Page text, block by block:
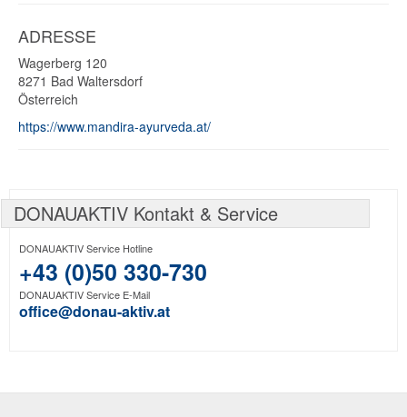
ADRESSE
Wagerberg 120
8271 Bad Waltersdorf
Österreich
https://www.mandira-ayurveda.at/
DONAUAKTIV Kontakt & Service
DONAUAKTIV Service Hotline
+43 (0)50 330-730
DONAUAKTIV Service E-Mail
office@donau-aktiv.at